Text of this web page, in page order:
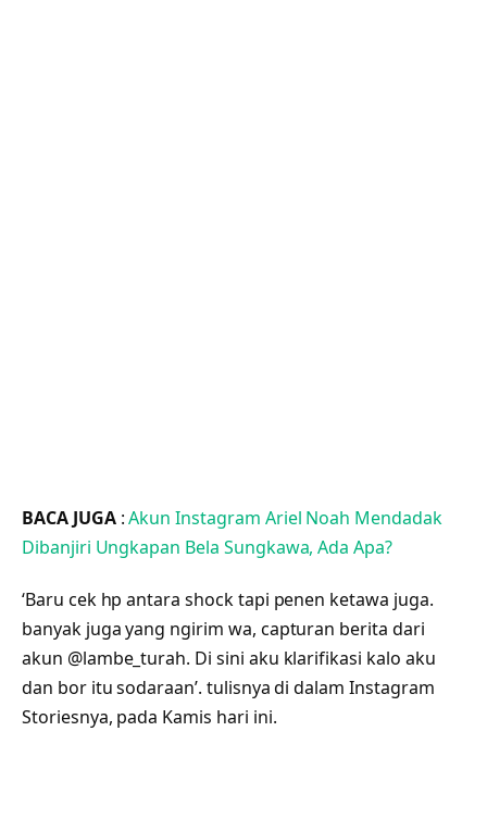
BACA JUGA:Akun Instagram Ariel Noah Mendadak
Dibanjiri Ungkapan Bela Sungkawa, Ada Apa?
‘Baru cek hp antara shock tapi penen ketawa juga.
banyak juga yang ngirim wa, capturan berita dari
akun @lambe_turah. Di sini aku klarifikasi kalo aku
dan bor itu sodaraan’. tulisnya di dalam Instagram
Storiesnya, pada Kamis hari ini.